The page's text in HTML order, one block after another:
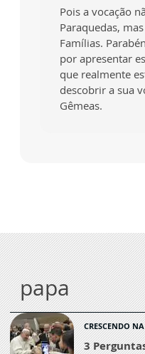
Pois a vocação
Paraquedas,
Famílias.
por apresentar
que realmente
descobrir a sua
Gêmeas.
papa
CRESCENDO
3